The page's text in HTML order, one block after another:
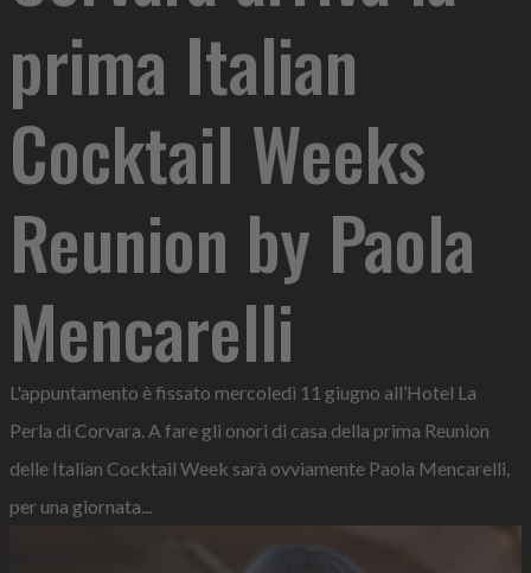
prima Italian
Cocktail Weeks
Reunion by Paola
Mencarelli
L'appuntamento è fissato mercoledì 11 giugno all’Hotel La
Perla di Corvara. A fare gli onori di casa della prima Reunion
delle Italian Cocktail Week sarà ovviamente Paola Mencarelli,
per una giornata...